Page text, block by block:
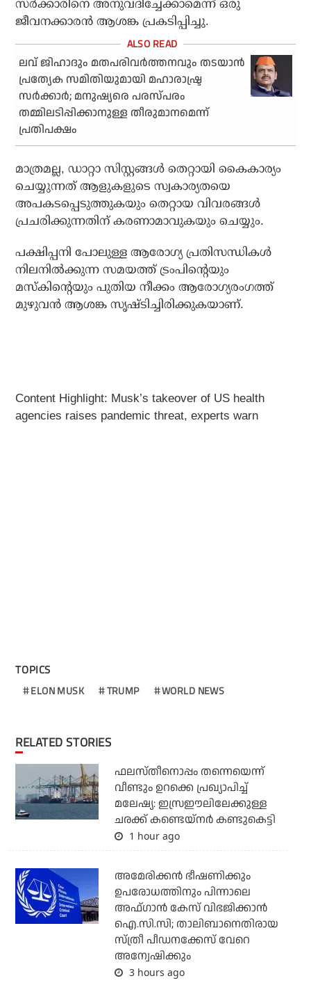
സർക്കാരിനെ അനുവദിച്ചേക്കാമെന്ന് ഒരു
ജീവനക്കാരൻ ആശങ്ക പ്രകടിപ്പിച്ചു.
ലവ് ജിഹാദും മതപരിവര്‍ത്തനവും തടയാന്‍
പ്രത്യേക സമിതിയുമായി മഹാരാഷ്ട്ര
സര്‍ക്കാര്‍; മനുഷ്യരെ പരസ്പരം
തമ്മിലടിപ്പിക്കാനുള്ള തീരുമാനമെന്ന്
പ്രതിപക്ഷം
മാത്രമല്ല, ഡാറ്റാ സിസ്റ്റങ്ങൾ തെറ്റായി കൈകാര്യം
ചെയ്യുന്നത് ആളുകളുടെ സ്വകാര്യതയെ
അപകടപ്പെടുത്തുകയും തെറ്റായ വിവരങ്ങൾ
പ്രചരിക്കുന്നതിന് കരണാമാവുകയും ചെയ്യും.
പക്ഷിപ്പനി പോലുള്ള ആരോഗ്യ പ്രതിസന്ധികൾ
നിലനിൽക്കുന്ന സമയത്ത് ട്രംപിന്റെയും
മസ്കിന്റെയും പുതിയ നീക്കം ആരോ​ഗ്യരം​ഗത്ത്
മുഴുവൻ ആശങ്ക സൃഷ്ടിച്ചിരിക്കുകയാണ്.
Content Highlight: Musk’s takeover of US health
agencies raises pandemic threat, experts warn
TOPICS
ELON MUSK TRUMP WORLD NEWS
RELATED STORIES
ഫലസ്തീനൊപ്പം തന്നെയെന്ന്
വീണ്ടും ഉറക്കെ പ്രഖ്യാപിച്ച്
മലേഷ്യ: ഇസ്രഈലിലേക്കുള്ള
ചരക്ക് കണ്ടെയ്‌നര്‍ കണ്ടുകെട്ടി
1 hour ago
അമേരിക്കന്‍ ഭീഷണിക്കും
ഉപരോധത്തിനും പിന്നാലെ
അഫ്ഗാന്‍ കേസ് വിഭജിക്കാന്‍
ഐ.സി.സി; താലിബാനെതിരായ
സ്ത്രീ പീഡനക്കേസ് വേറെ
അന്വേഷിക്കും
3 hours ago